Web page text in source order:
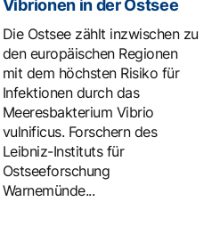
Vibrionen in der Ostsee
Die Ostsee zählt inzwischen zu
den europäischen Regionen
mit dem höchsten Risiko für
Infektionen durch das
Meeresbakterium Vibrio
vulnificus. Forschern des
Leibniz-Instituts für
Ostseeforschung
Warnemünde...